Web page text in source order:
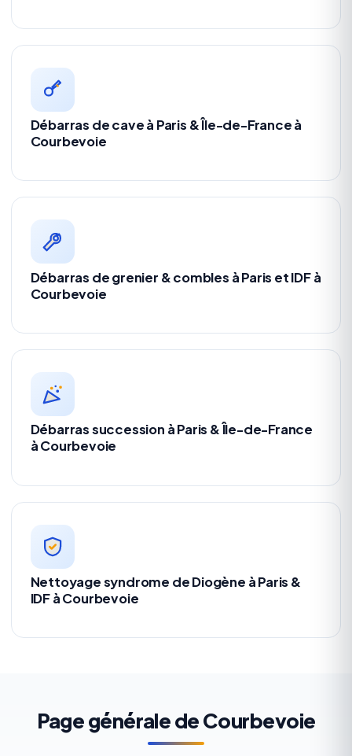
Débarras de cave à Paris & Île-de-France à
Courbevoie
Débarras de grenier & combles à Paris et IDF à
Courbevoie
Débarras succession à Paris & Île-de-France
à Courbevoie
Nettoyage syndrome de Diogène à Paris &
IDF à Courbevoie
Page générale de Courbevoie